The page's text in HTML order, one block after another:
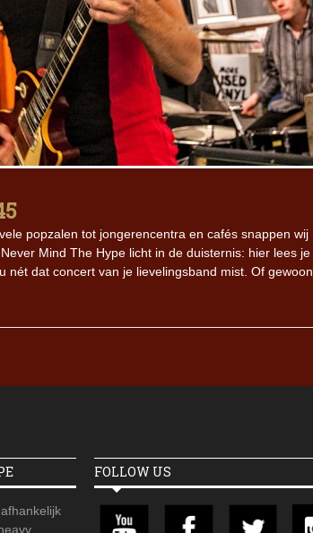
popzalen tot jongerencentra en cafés snappen wij
Mind The Hype licht in de duisternis: hier lees je
dat concert van je lievelingsband mist. Of gewoon
FOLLOW US